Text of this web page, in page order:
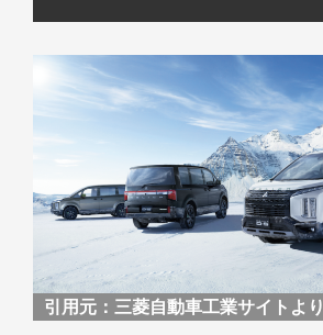
引用元： 三菱自動車工業サイトより